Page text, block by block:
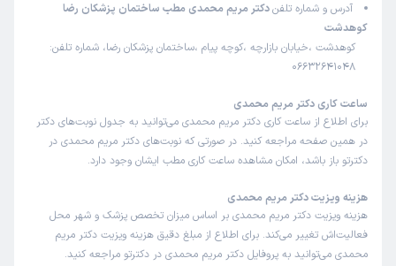
آدرس و شماره تلفندکتر مریم محمدی مطب ساختمان پزشکان رضا
کوهدشت
کوهدشت ،خیابان بازارچه ،کوچه پیام ،ساختمان پزشکان رضا، شماره تلفن:
06632641048
ساعت کاری دکتر مریم محمدی
برای اطلاع از ساعت کاری دکتر مریم محمدی می‌توانید به جدول نوبت‌های دکتر
در همین صفحه مراجعه کنید. در صورتی که نوبت‌های دکتر مریم محمدی در
دکترتو باز باشد، امکان مشاهده ساعت کاری مطب ایشان وجود دارد.
هزینه ویزیت دکتر مریم محمدی
هزینه ویزیت دکتر مریم محمدی بر اساس میزان تخصص پزشک و شهر محل
فعالیت‌اش تغییر می‌کند. برای اطلاع از مبلغ دقیق هزینه ویزیت دکتر مریم
محمدی می‌توانید به پروفایل دکتر مریم محمدی در دکترتو مراجعه کنید.